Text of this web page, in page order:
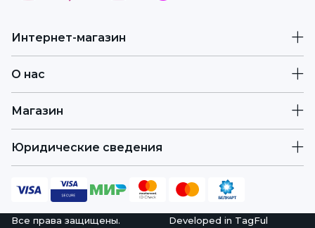
Интернет-магазин
О нас
Магазин
Юридические сведения
Все права защищены.
Developed in TagFul